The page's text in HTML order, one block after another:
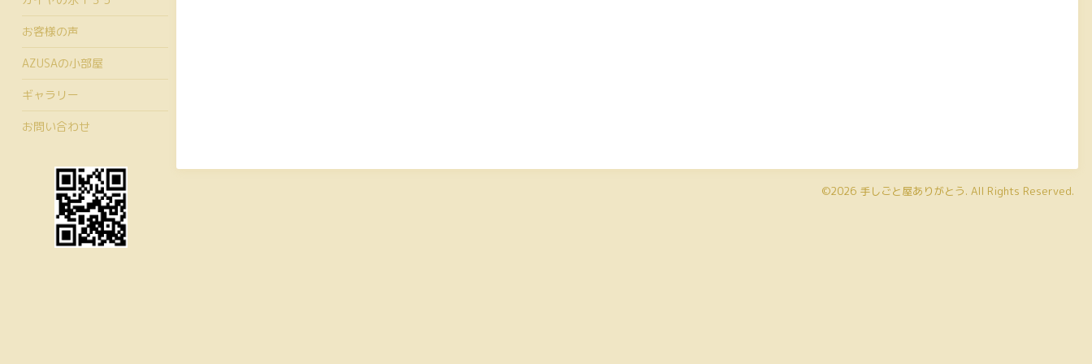
©2026 手しごと屋ありがとう. All Rights Reserved.
お客様の声
AZUSAの小部屋
ギャラリー
お問い合わせ